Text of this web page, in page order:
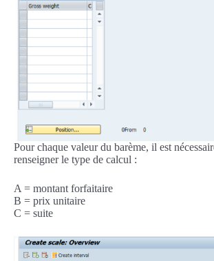
Pour chaque valeur du barème, il est
renseigner le type de calcul :
A = montant forfaitaire
B = prix unitaire
C = suite